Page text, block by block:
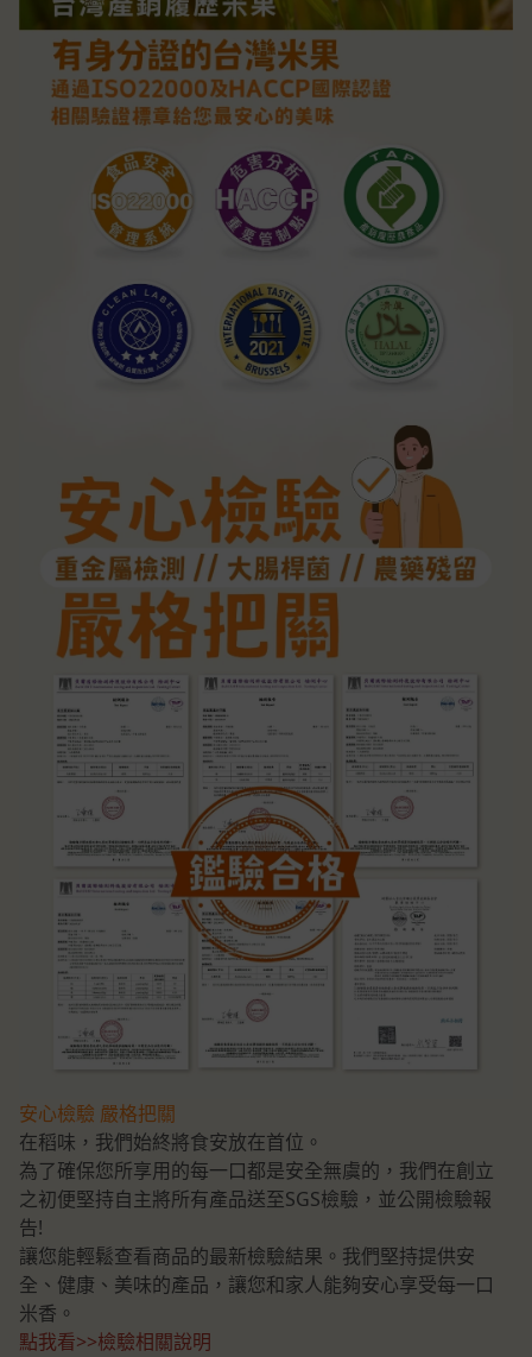
安心檢驗 嚴格把關
在稻味，我們始終將食安放在首位。
為了確保您所享用的每一口都是安全無虞的，我們在創立
之初便堅持自主將所有產品送至SGS檢驗，並公開檢驗報
告!
讓您能輕鬆查看商品的最新檢驗結果。我們堅持提供安
全、健康、美味的產品，讓您和家人能夠安心享受每一口
米香。
點我看>>檢驗相關說明